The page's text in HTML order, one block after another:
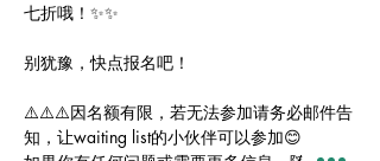
七折哦！✨✨
别犹豫，快点报名吧！
⚠️⚠️⚠️因名额有限，若无法参加请务必邮件告
知，让waiting list的小伙伴可以参加😊